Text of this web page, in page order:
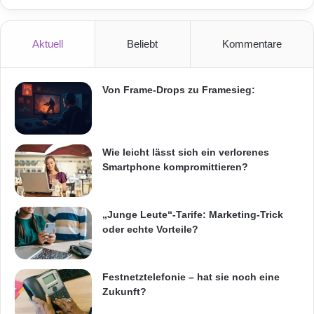
Designer.
„Auf über 5.000 Quadratmetern Standfläche
machen wir die
setzten wir Akzente als Dialogpartner und
Impulsgeber. Und mit dem Begleitprogramm
‚The Bloom of Digital Life’ runden wir das
Markenerlebnis unterhaltsam ab“, erklärt Antje
Hundhausen, Vice President 3D Brand
Experience.
Aktuell Beliebt Kommentare
Von Frame-Drops zu Framesieg:
Wie leicht lässt sich ein verlorenes
Smartphone kompromittieren?
„Junge Leute“-Tarife: Marketing-Trick
oder echte Vorteile?
Festnetztelefonie – hat sie noch eine
Zukunft?